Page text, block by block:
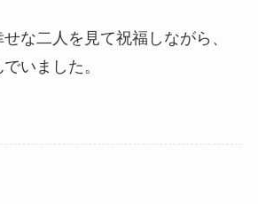
な二人を見て祝福しながら、
いました。